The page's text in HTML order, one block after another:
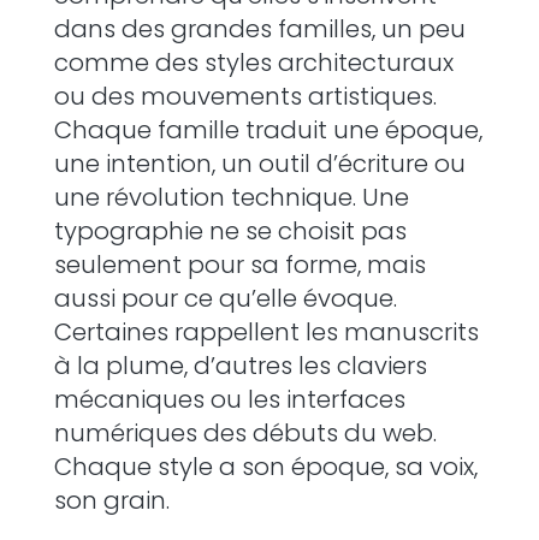
dans des grandes familles, un peu
comme des styles architecturaux
ou des mouvements artistiques.
Chaque famille traduit une époque,
une intention, un outil d’écriture ou
une révolution technique. Une
typographie ne se choisit pas
seulement pour sa forme, mais
aussi pour ce qu’elle évoque.
Certaines rappellent les manuscrits
à la plume, d’autres les claviers
mécaniques ou les interfaces
numériques des débuts du web.
Chaque style a son époque, sa voix,
son grain.